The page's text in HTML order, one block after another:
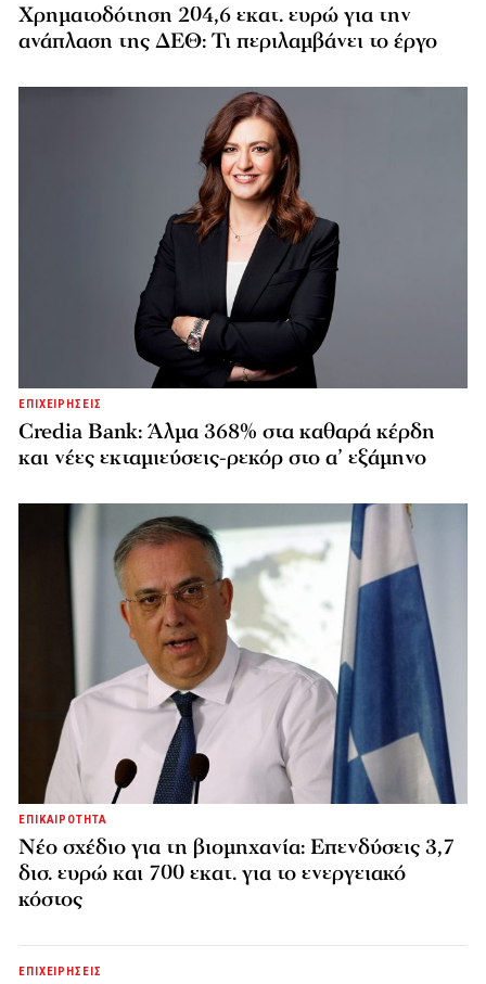
Χρηματοδότηση 204,6 εκατ. ευρώ για την
ανάπλαση της ΔΕΘ: Τι περιλαμβάνει το έργο
ΕΠΙΧΕΙΡΗΣΕΙΣ
Credia Bank: Άλμα 368% στα καθαρά κέρδη
και νέες εκταμιεύσεις-ρεκόρ στο α’ εξάμηνο
ΕΠΙΚΑΙΡΟΤΗΤΑ
Νέο σχέδιο για τη βιομηχανία: Επενδύσεις 3,7
δισ. ευρώ και 700 εκατ. για το ενεργειακό
κόστος
ΕΠΙΧΕΙΡΗΣΕΙΣ